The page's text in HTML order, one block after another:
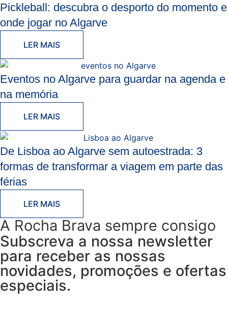
Pickleball: descubra o desporto do momento e
onde jogar no Algarve
LER MAIS
Eventos no Algarve para guardar na agenda e
na memória
LER MAIS
De Lisboa ao Algarve sem autoestrada: 3
formas de transformar a viagem em parte das
férias
LER MAIS
A Rocha Brava sempre consigo
Subscreva a nossa newsletter
para receber as nossas
novidades, promoções e ofertas
especiais.